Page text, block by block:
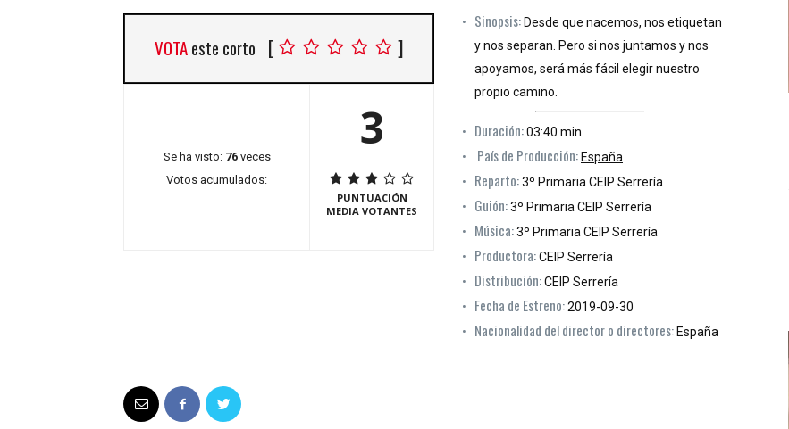
VOTAeste corto [ ]
Se ha visto: 76veces
Votos acumulados:
3
PUNTUACIÓN
MEDIA VOTANTES
Sinopsis: Desde que nacemos, nos etiquetan
y nos separan. Pero si nos juntamos y nos
apoyamos, será más fácil elegir nuestro
propio camino.
Duración:03:40 min.
País de Producción: España
Reparto:3º Primaria CEIP Serrería
Guión:3º Primaria CEIP Serrería
Música:3º Primaria CEIP Serrería
Productora:CEIP Serrería
Distribución:CEIP Serrería
Fecha de Estreno:2019-09-30
Nacionalidad del director o directores: España